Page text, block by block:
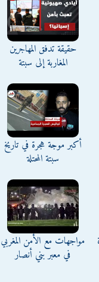
حقيقة تدفق المهاجرين
المغاربة إلى سبتة
أكبر موجة هجرة في تاريخ
سبتة المحتلة
مواجهات مع الأمن المغربي
في معبر بني أنصار